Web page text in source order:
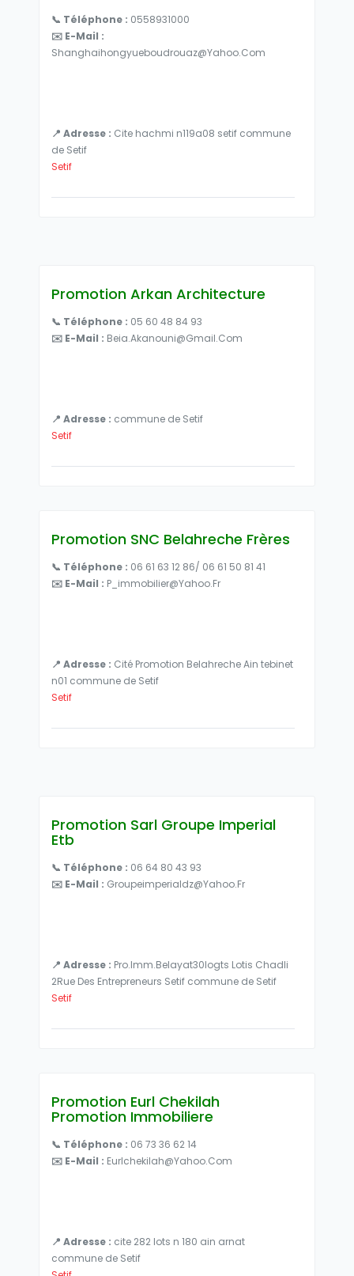
📞 Téléphone : 0558931000
✉️ E-Mail :
Shanghaihongyueboudrouaz@yahoo.com
📍 Adresse : Cite hachmi n119a08 setif commune
de Setif
Setif
Promotion Arkan Architecture
📞 Téléphone : 05 60 48 84 93
✉️ E-Mail : Beia.akanouni@gmail.com
📍 Adresse : commune de Setif
Setif
Promotion SNC Belahreche Frères
📞 Téléphone : 06 61 63 12 86/ 06 61 50 81 41
✉️ E-Mail : P_immobilier@yahoo.fr
📍 Adresse : Cité Promotion Belahreche Ain tebinet
n01 commune de Setif
Setif
Promotion Sarl Groupe Imperial
Etb
📞 Téléphone : 06 64 80 43 93
✉️ E-Mail : Groupeimperialdz@yahoo.fr
📍 Adresse : Pro.Imm.Belayat30logts Lotis Chadli
2Rue Des Entrepreneurs Setif commune de Setif
Setif
Promotion Eurl Chekilah
Promotion Immobiliere
📞 Téléphone : 06 73 36 62 14
✉️ E-Mail : Eurlchekilah@yahoo.com
📍 Adresse : cite 282 lots n 180 ain arnat
commune de Setif